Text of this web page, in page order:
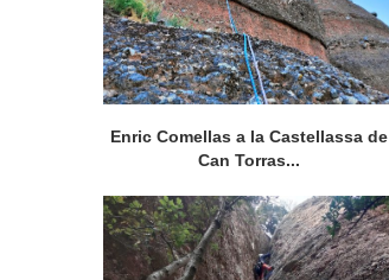
Enric Comellas a la Castellassa de
Can Torras...